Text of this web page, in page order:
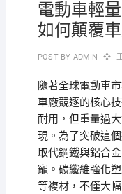
電動車輕
如何顛覆
POST BY ADMIN
隨著全球電動車
車廠競逐的核心
耐用，但重量過
現。為了突破這
取代鋼鐵與鋁合
寵。碳纖維強化
等複材，不僅大